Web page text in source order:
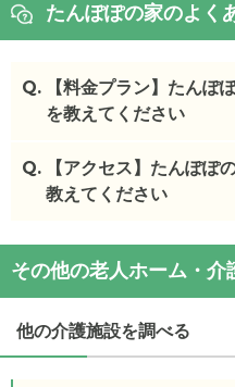
たんぽぽの家のよく
Q.
【料金プラン】たんぽ
を教えてください
たんぽぽの家
の入居金
す。
・月額費用が10.0〜10.5
・要介護度：要支援1、
Q.
【アクセス】たんぽぽ
教えてください
たんぽぽの家の交通ア
・住所：兵庫県加古川市
・最寄り駅：浜の宮駅
駅2.5km加古川駅2.6km
3.5km
その他の老人ホーム・介
他の介護施設を調べる